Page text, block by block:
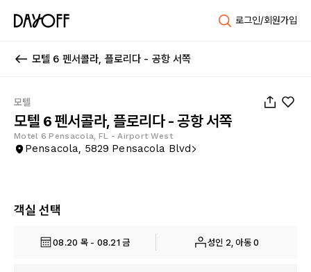
로그인/회원가입
모텔 6 펜서콜라, 플로리다 - 공항 서쪽
모텔
모텔 6 펜서콜라, 플로리다 - 공항 서쪽
Motel 6 Pensacola, FL - Airport West
Pensacola, 5829 Pensacola Blvd
객실 선택
08.20 목 - 08.21 금 성인 2, 아동 0